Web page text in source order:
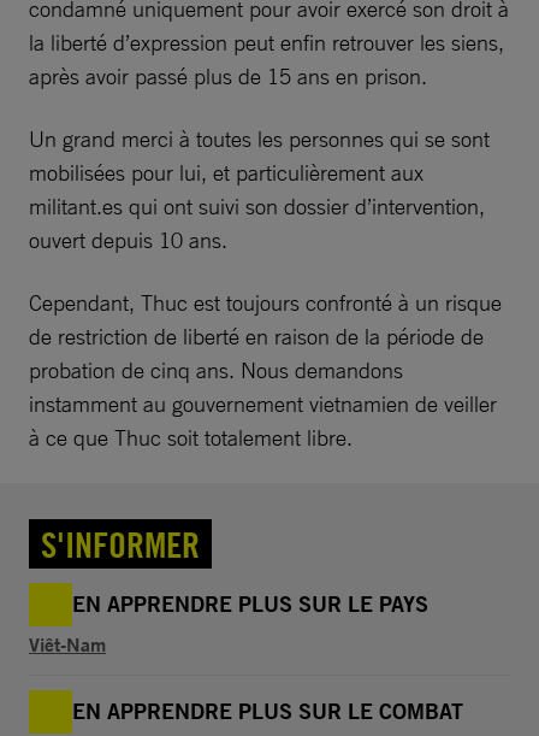
condamné uniquement pour avoir exercé son droit à
la liberté d’expression peut enfin retrouver les siens,
après avoir passé plus de 15 ans en prison.
Un grand merci à toutes les personnes qui se sont
mobilisées pour lui, et particulièrement aux
militant.es qui ont suivi son dossier d’intervention,
ouvert depuis 10 ans.
Cependant, Thuc est toujours confronté à un risque
de restriction de liberté en raison de la période de
probation de cinq ans. Nous demandons
instamment au gouvernement vietnamien de veiller
à ce que Thuc soit totalement libre.
S'INFORMER
EN APPRENDRE PLUS SUR LE PAYS
Viêt-Nam
EN APPRENDRE PLUS SUR LE COMBAT